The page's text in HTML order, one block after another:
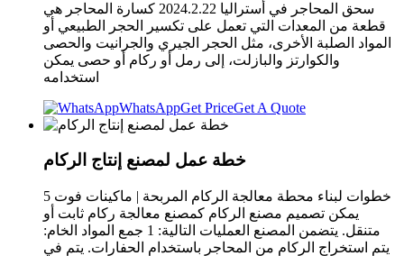
سحق المحاجر في أستراليا 2024.2.22 كسارة المحاجر هي
قطعة من المعدات التي تعمل على تكسير الحجر الطبيعي أو
المواد الصلبة الأخرى، مثل الحجر الجيري والجرانيت والحصى
والكوارتز والبازلت، إلى رمل أو ركام أو حصى يمكن
استخدامه
WhatsAppGet PriceGet A Quote
خطة عمل لمصنع إنتاج الركام
5 خطوات لبناء محطة معالجة الركام المربحة | ماكينات فوت
يمكن تصميم مصنع الركام كمصنع معالجة ركام ثابت أو
متنقل. يتضمن المصنع العمليات التالية: 1 جمع المواد الخام:
يتم استخراج الركام من المحاجر باستخدام الحفارات. يتم في